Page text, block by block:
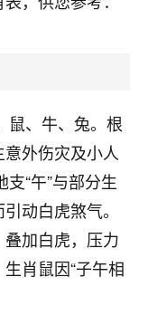
鼠、牛、兔。根
外伤灾及小人
“午”与部分生
动白虎煞气。
加白虎，压力
肖鼠因“子午相
受挫，店开一家关
出事。前些年攒的
找人看看到底怎么
有时不服命不行
生意不算大，但
师跟进的，选
都看了，虽然
可以，前几天又
运更好一点！